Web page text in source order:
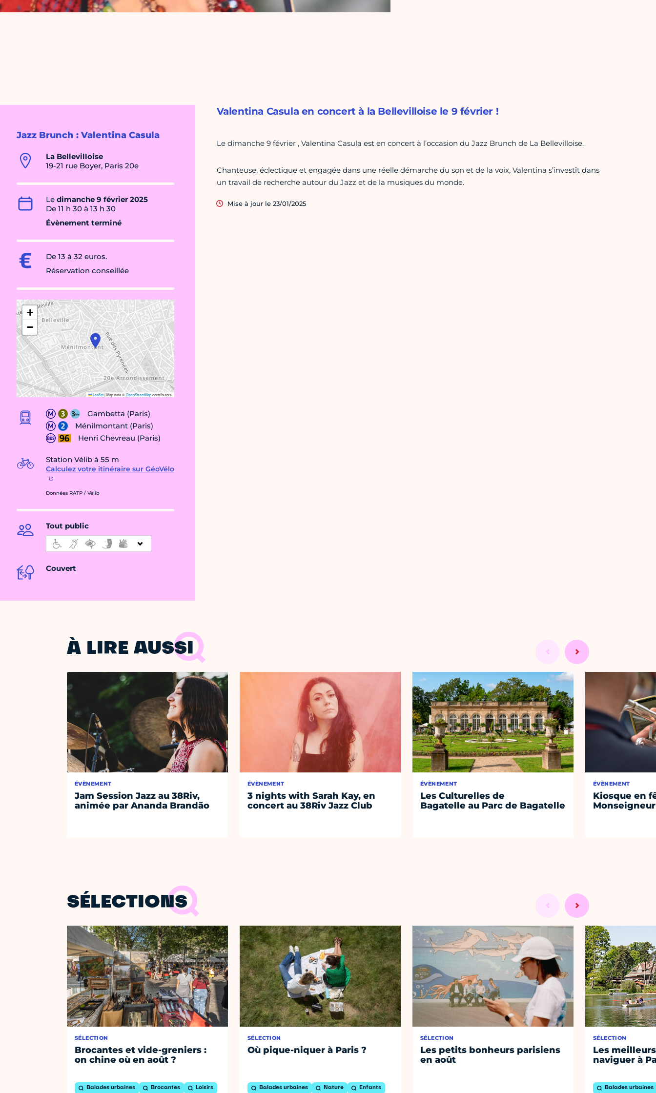
Jazz Brunch : Valentina Casula
La Bellevilloise
19-21 rue Boyer, Paris 20e
Le dimanche 9 février 2025
De 11 h 30 à 13 h 30
Évènement terminé
De 13 à 32 euros.
Réservation conseillée
+
−
Leaflet|Map data ©OpenStreetMapcontributors
Gambetta (Paris)
Ménilmontant (Paris)
Henri Chevreau (Paris)
Station Vélib à 55 m
Calculez votre itinéraire sur GéoVélo
Données RATP / Vélib
Tout public
Couvert
Valentina Casula en concert à la Bellevilloise le 9 février !
Le dimanche 9 février , Valentina Casula est en concert à l’occasion du Jazz Brunch de La Bellevilloise.
Chanteuse, éclectique et engagée dans une réelle démarche du son et de la voix, Valentina s’investît dans
un travail de recherche autour du Jazz et de la musiques du monde.
Mise à jour le 23/01/2025
À LIRE AUSSI
ÉVÈNEMENT
Jam Session Jazz au 38Riv,
animée par Ananda Brandão
ÉVÈNEMENT
3 nights with Sarah Kay, en
concert au 38Riv Jazz Club
ÉVÈNEMENT
Les Culturelles de
Bagatelle au Parc de Bagatelle
ÉVÈNEMENT
Kiosque en
SÉLECTIONS
SÉLECTION
Brocantes et vide-greniers :
on chine où en août ?
Balades urbaines Brocantes Loisirs
SÉLECTION
Où pique-niquer à Paris ?
Balades urbaines Nature Enfants
SÉLECTION
Les petits bonheurs parisiens
en août
SÉLECTION
Les
naviguer à
Balades urbaines